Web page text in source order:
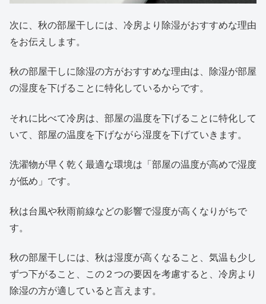
次に、秋の部屋干しには、冷房より除湿がおすすめな理由
をお伝えします。
秋の部屋干しに除湿の方がおすすめな理由は、除湿が部屋
の湿度を下げることに特化しているからです。
それに比べて冷房は、部屋の温度を下げることに特化して
いて、部屋の温度を下げながら湿度を下げていきます。
洗濯物が早く乾く最適な環境は「部屋の温度が高めで湿度
が低め」です。
秋は台風や秋雨前線などの影響で湿度が高くなりがちで
す。
秋の部屋干しには、秋は湿度が高くなること、気温も少し
ずつ下がること、この２つの要因を考慮すると、冷房より
除湿の方が適していると言えます。